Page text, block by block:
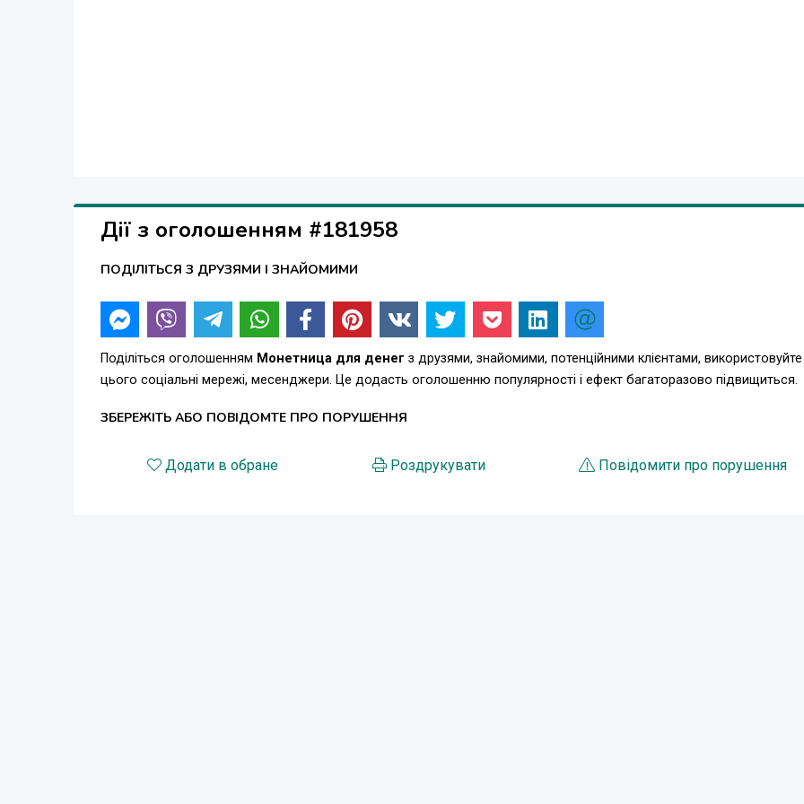
Дії з оголошенням #181958
ПОДІЛІТЬСЯ З ДРУЗЯМИ І ЗНАЙОМИМИ
Поділіться оголошенням Монетница для денег з друзями, знайомими, потенційними клієнтами,
цього соціальні мережі, месенджери. Це додасть оголошенню популярності і ефект багаторазово підвищиться.
ЗБЕРЕЖІТЬ АБО ПОВІДОМТЕ ПРО ПОРУШЕННЯ
Додати в обране Роздрукувати Повідомити про порушення